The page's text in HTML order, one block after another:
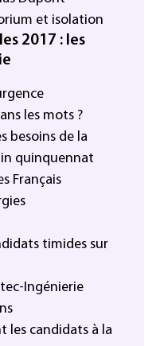
et isolation
2017 : les
les mots ?
besoins de la
quinquennat
Français
timides sur
Ingénierie
les candidats à la